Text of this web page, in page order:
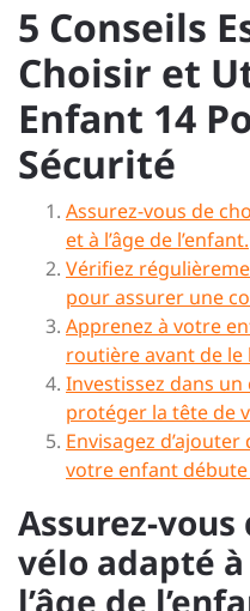
5 Conseils
Choisir et
Enfant 14
Sécurité
Assurez-vous de
et à l’âge de l’enfant.
Vérifiez
pour assurer une
Apprenez à votre
routière avant de le
Investissez dans
protéger la tête de
Envisagez
votre enfant débute
Assurez-
vélo adapté
l’âge de